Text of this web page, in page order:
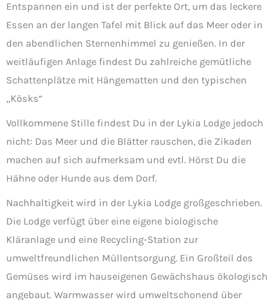
Entspannen ein und ist der perfekte Ort, um das leckere
Essen an der langen Tafel mit Blick auf das Meer oder in
den abendlichen Sternenhimmel zu genießen. In der
weitläufigen Anlage findest Du zahlreiche gemütliche
Schattenplätze mit Hängematten und den typischen
„Kösks“
Vollkommene Stille findest Du in der Lykia Lodge jedoch
nicht: Das Meer und die Blätter rauschen, die Zikaden
machen auf sich aufmerksam und evtl. Hörst Du die
Hähne oder Hunde aus dem Dorf.
Nachhaltigkeit wird in der Lykia Lodge großgeschrieben.
Die Lodge verfügt über eine eigene biologische
Kläranlage und eine Recycling-Station zur
umweltfreundlichen Müllentsorgung. Ein Großteil des
Gemüses wird im hauseigenen Gewächshaus ökologisch
angebaut. Warmwasser wird umweltschonend über